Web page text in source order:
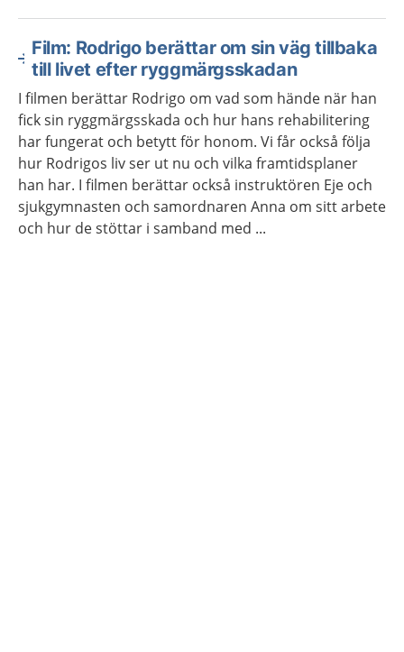
Film: Rodrigo berättar om sin väg tillbaka
till livet efter ryggmärgsskadan
I filmen berättar Rodrigo om vad som hände när han
fick sin ryggmärgsskada och hur hans rehabilitering
har fungerat och betytt för honom. Vi får också följa
hur Rodrigos liv ser ut nu och vilka framtidsplaner
han har. I filmen berättar också instruktören Eje och
sjukgymnasten och samordnaren Anna om sitt arbete
och hur de stöttar i samband med ...